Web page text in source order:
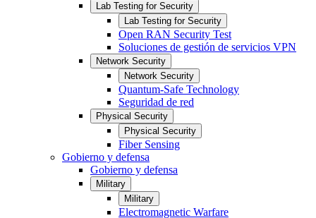
Lab Testing for Security
Lab Testing for Security
Open RAN Security Test
Soluciones de gestión de servicios VPN
Network Security
Network Security
Quantum-Safe Technology
Seguridad de red
Physical Security
Physical Security
Fiber Sensing
Gobierno y defensa
Gobierno y defensa
Military
Military
Electromagnetic Warfare